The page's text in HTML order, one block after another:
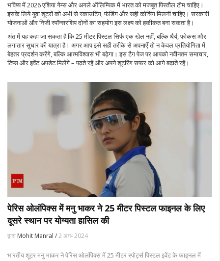
भविष्य में 2026 एशिया गेम्स और अगले ऑलिम्पिक में भारत को मजबूत पिस्तौल टीम चाहिए।
इसके लिये युवा शूटरों को अभी से स्काउटिंग, फंडिंग और सही कोचिंग मिलनी चाहिए। सरकारी
योजनाओं और निजी स्पॉन्सरशिप दोनों का सहयोग इस लक्ष्य को हकीकत बना सकता है।
अंत में यह कहा जा सकता है कि 25 मीटर पिस्टल सिर्फ एक खेल नहीं, बल्कि धैर्य, फोकस और
लगातार सुधार की यात्रा है। अगर आप इसे सही तरीके से अपनाएँ तो न केवल प्रतियोगिता में
बेहतर प्रदर्शन करेंगे, बल्कि आत्मविश्वास भी बढ़ेगा। इस टैग पेज पर आपको नवीनतम समाचार,
टिप्स और इवेंट अपडेट मिलेंगे – पढ़ते रहें और अपने शूटरिंग सफर को आगे बढ़ाते रहें।
पेरिस ओलंपिक्स में मनु भाकर ने 25 मीटर पिस्टल फाइनल के लिए
दूसरे स्थान पर योग्यता हासिल की
द्वारा Mohit Manral /2 अग॰ 2024
भारतीय शूटर मनु भाकर ने पेरिस ओलंपिक्स में 25 मीटर स्पोर्ट्स पिस्टल इवेंट के फाइनल में